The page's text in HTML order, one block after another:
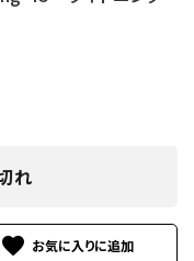
れ
favorite